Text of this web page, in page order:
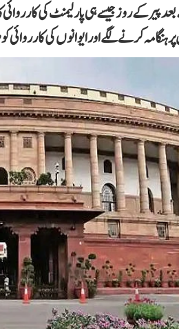
پیر کے روز جیسے ہی پارلیمنٹ کی
ہنگامہ کرنے لگے اور ایوانوں کی کارروائی کو